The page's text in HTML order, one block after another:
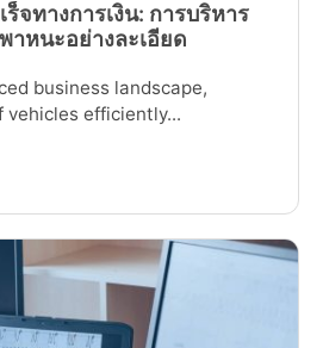
จทางการเงิน: การบริหาร
หนะอย่างละเอียด
business landscape,
vehicles efficiently...